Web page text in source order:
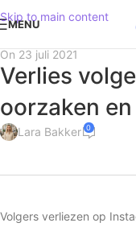
Skip to main content
MENU
On 23 juli 2021
Verlies
oorzaken
Lara Bakker 0
Volgers verliezen op